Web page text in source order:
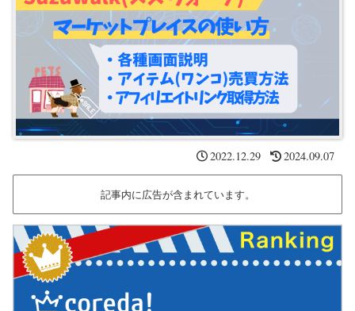
2022.12.29 2024.09.07
記事内に広告が含まれています。